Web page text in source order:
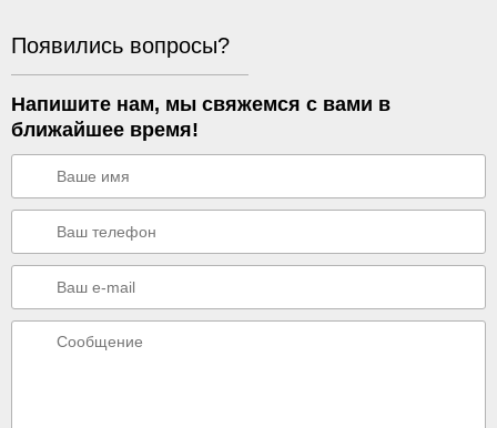
Появились вопросы?
Напишите нам, мы свяжемся с вами в
ближайшее время!